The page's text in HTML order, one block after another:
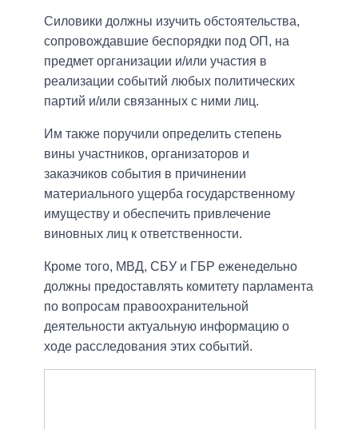
Силовики должны изучить обстоятельства,
сопровождавшие беспорядки под ОП, на
предмет организации и/или участия в
реализации событий любых политических
партий и/или связанных с ними лиц.
Им также поручили определить степень
вины участников, организаторов и
заказчиков события в причинении
материального ущерба государственному
имуществу и обеспечить привлечение
виновных лиц к ответственности.
Кроме того, МВД, СБУ и ГБР еженедельно
должны предоставлять комитету парламента
по вопросам правоохранительной
деятельности актуальную информацию о
ходе расследования этих событий.